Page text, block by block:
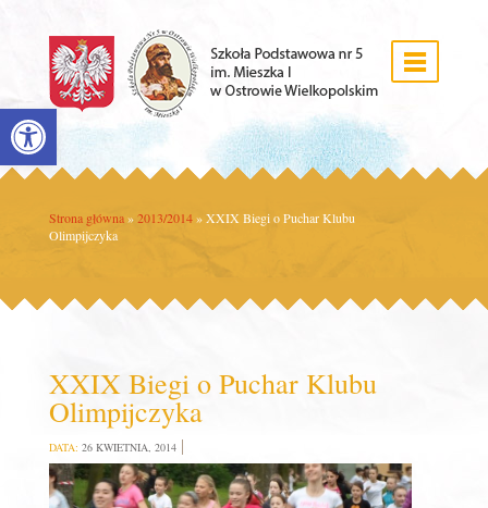
Open toolbar
Strona główna » 2013/2014 »XXIX Biegi o Puchar Klubu
Olimpijczyka
XXIX Biegi o Puchar Klubu
Olimpijczyka
DATA: 26 KWIETNIA, 2014